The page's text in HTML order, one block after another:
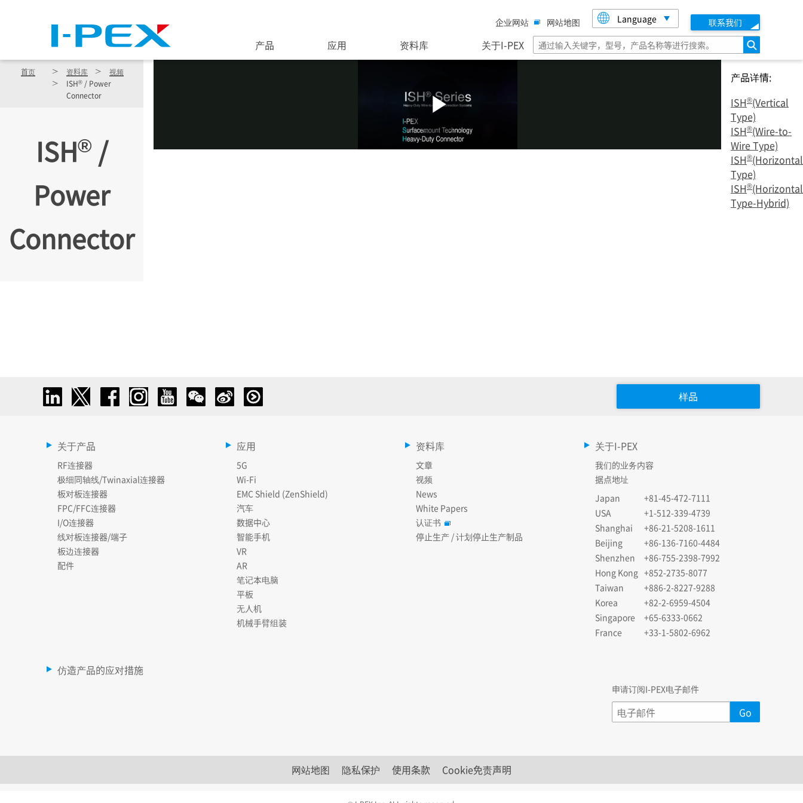
企业网站 网站地图 Language 联系我们
产品 应用 资料库 关于I-PEX 搜索
首页 资料库
视频
ISH® / Power
Connector
ISH® /
Power
Connector
产品详情:
ISH®(Vertical
Type)
ISH®(Wire-to-
Wire Type)
ISH®(Horizontal
Type)
ISH®(Horizontal
Type-Hybrid)
样品
关于产品
RF连接器
极细同轴线/Twinaxial连接器
板对板连接器
FPC/FFC连接器
I/O连接器
线对板连接器/端子
板边连接器
配件
应用
5G
Wi-Fi
EMC Shield (ZenShield)
汽车
数据中心
智能手机
VR
AR
笔记本电脑
平板
无人机
机械手臂组装
资料库
文章
视频
News
White Papers
认证书
停止生产 / 计划停止生产制品
关于I-PEX
我们的业务内容
据点地址
Japan
+81-45-472-7111
USA
+1-512-339-4739
Shanghai
+86-21-5208-1611
Beijing
+86-136-7160-4484
Shenzhen
+86-755-2398-7992
Hong Kong +852-2735-8077
Taiwan
+886-2-8227-9288
Korea
+82-2-6959-4504
Singapore
+65-6333-0662
France
+33-1-5802-6962
仿造产品的应对措施
申请订阅I-PEX电子邮件
网站地图 隐私保护 使用条款 Cookie免责声明